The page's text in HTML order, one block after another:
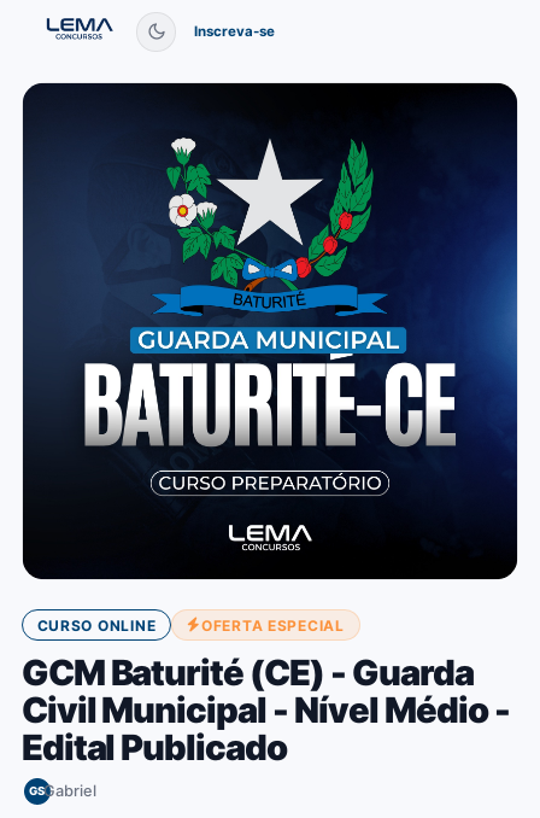
Inscreva-se
CURSO ONLINE OFERTA ESPECIAL
GCM Baturité (CE) - Guarda
Civil Municipal - Nível Médio -
Edital Publicado
GSGabriel